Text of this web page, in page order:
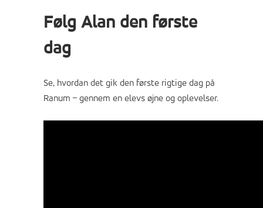
Følg Alan den første
dag
Se, hvordan det gik den første rigtige dag på
Ranum – gennem en elevs øjne og oplevelser.